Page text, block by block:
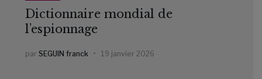
Dictionnaire mondial de
l’espionnage
par SEGUIN franck 19 janvier 2026